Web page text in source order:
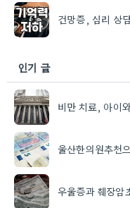
건망증, 심리 상
인기 글
비만 치료, 아이
울산한의원추천
우울증과 췌장암